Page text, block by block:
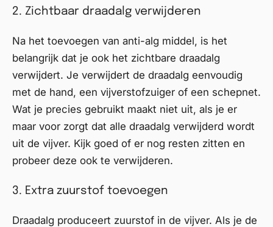
2. Zichtbaar draadalg verwijderen
Na het toevoegen van anti-alg middel, is het
belangrijk dat je ook het zichtbare draadalg
verwijdert. Je verwijdert de draadalg eenvoudig
met de hand, een vijverstofzuiger of een schepnet.
Wat je precies gebruikt maakt niet uit, als je er
maar voor zorgt dat alle draadalg verwijderd wordt
uit de vijver. Kijk goed of er nog resten zitten en
probeer deze ook te verwijderen.
3. Extra zuurstof toevoegen
Draadalg produceert zuurstof in de vijver. Als je de